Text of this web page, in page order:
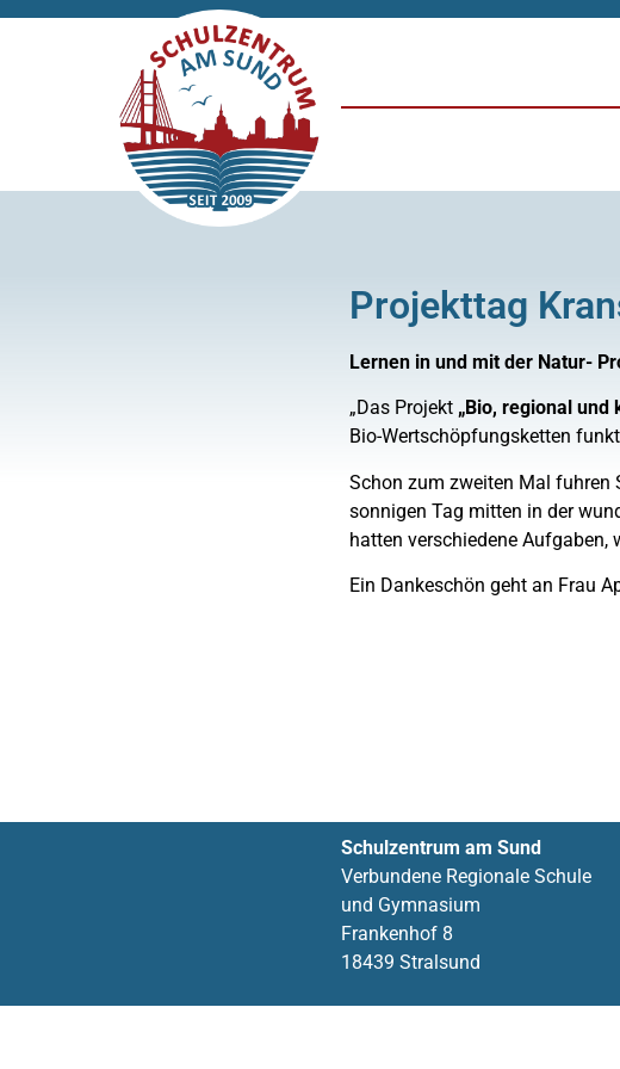
Projekttag
Lernen in und mit der Natur-
„Das Projekt „Bio, regional
Bio-Wertschöpfungsketten
Schon zum zweiten Mal fuhren
sonnigen Tag mitten in der
hatten verschiedene Aufgaben,
Ein Dankeschön geht an Frau
Schulzentrum am Sund
Verbundene Regionale Schule
und Gymnasium
Frankenhof 8
18439 Stralsund